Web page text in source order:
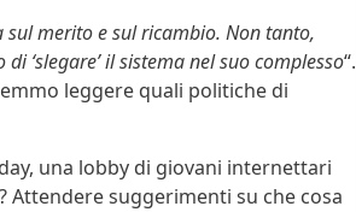
merito e sul ricambio. Non tanto,
‘slegare’ il sistema nel suo complesso“.
leggere quali politiche di
una lobby di giovani internettari
Attendere suggerimenti su che cosa